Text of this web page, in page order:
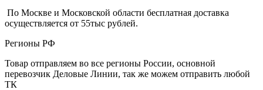
По Москве и Московской области бесплатная доставка
осуществляется от 55тыс рублей.
Регионы РФ
Товар отправляем во все регионы России, основной
перевозчик Деловые Линии, так же можем отправить любой
ТК